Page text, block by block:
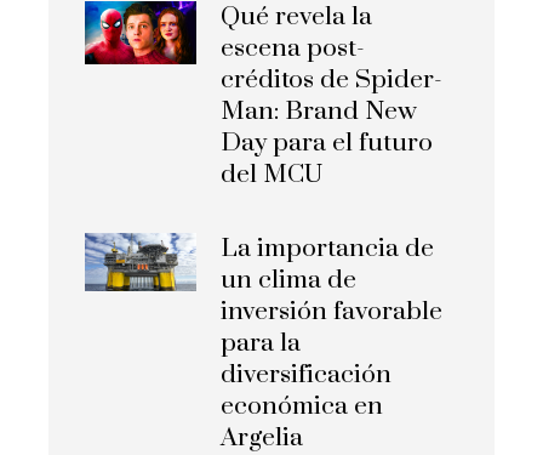
Qué revela la
escena post-
créditos de Spider-
Man: Brand New
Day para el futuro
del MCU
La importancia de
un clima de
inversión favorable
para la
diversificación
económica en
Argelia